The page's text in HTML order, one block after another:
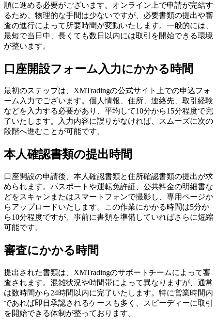
順に進める必要がございます。オンライン上で申請が完結す
るため、物理的な手間は少ないですが、必要書類の提出や審
査の進行によって所要時間が変動いたします。一般的には、
最短で当日中、長くても数日以内には取引を開始できる環境
が整います。
口座開設フォーム入力にかかる時間
最初のステップは、XMTradingの公式サイト上での申込フォ
ーム入力でございます。個人情報、住所、連絡先、取引経験
などを入力する必要があり、平均して10分から15分程度で完
了いたします。入力内容に誤りがなければ、スムーズに次の
段階へ進むことが可能です。
本人確認書類の提出時間
口座開設の申請後、本人確認書類と住所確認書類の提出が求
められます。パスポートや運転免許証、公共料金の明細書な
どをスキャンまたはスマートフォンで撮影し、専用ページか
らアップロードいたします。この作業にかかる時間は5分か
ら10分程度ですが、事前に書類を準備していればさらに短縮
可能です。
審査にかかる時間
提出された書類は、XMTradingのサポートチームによって審
査されます。混雑状況や時間帯によって異なりますが、通常
は数時間から24時間以内に完了いたします。特に営業時間内
であれば即日承認されるケースも多く、スピーディーに取引
を開始できる体制が整っております。